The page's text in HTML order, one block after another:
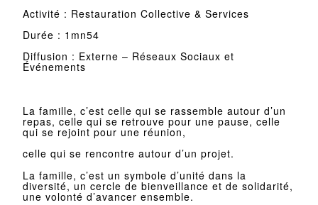
Activité : Restauration Collective & Services
Durée : 1mn54
Diffusion : Externe – Réseaux Sociaux et
Événements
La famille, c’est celle qui se rassemble autour d’un
repas, celle qui se retrouve pour une pause, celle
qui se rejoint pour une réunion,
celle qui se rencontre autour d’un projet.
La famille, c’est un symbole d’unité dans la
diversité, un cercle de bienveillance et de solidarité,
une volonté d’avancer ensemble.